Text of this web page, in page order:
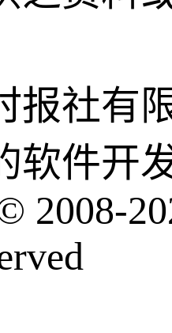
报社有
软件开
2008-